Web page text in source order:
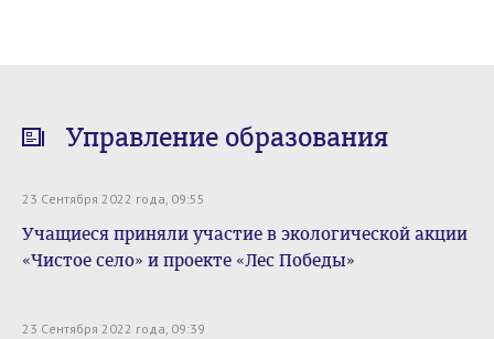
Управление образования
23 Сентября 2022 года, 09:55
Учащиеся приняли участие в экологической акции
«Чистое село» и проекте «Лес Победы»
23 Сентября 2022 года, 09:39